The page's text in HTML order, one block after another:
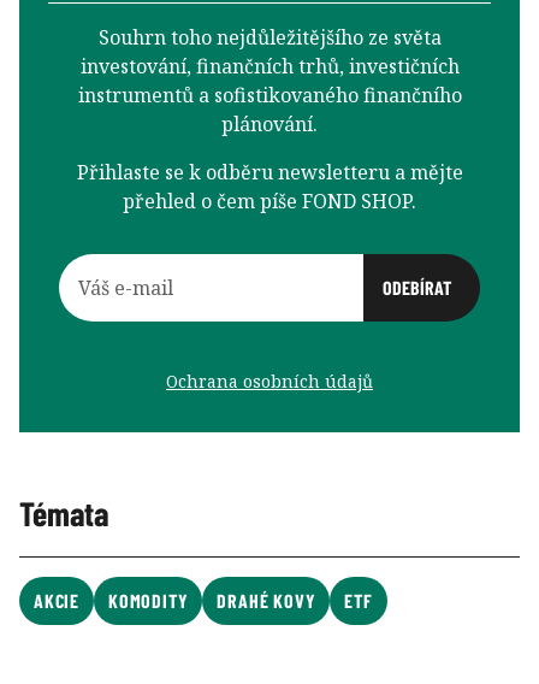
Souhrn toho nejdůležitějšího ze světa
investování, finančních trhů, investičních
instrumentů a sofistikovaného finančního
plánování.
Přihlaste se k odběru newsletteru a mějte
přehled o čem píše FOND SHOP.
Ochrana osobních údajů
Témata
AKCIE KOMODITY DRAHÉ KOVY ETF